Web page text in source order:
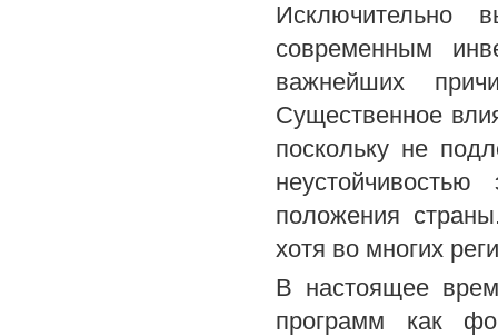
Исключительно
современным
важнейших
Существенное
поскольку не
положения
хотя во многих
В настоящее
программ как